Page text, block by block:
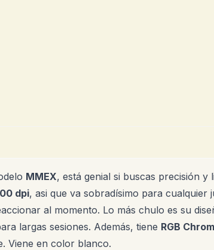
MMEX, está genial si buscas precisión
dpi, asi que va sobradísimo para cualquier
al momento. Lo más chulo es su
largas sesiones. Además, tiene RGB
Viene en color blanco.